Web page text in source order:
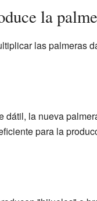
la
las palmeras
dátil, la nueva
para la